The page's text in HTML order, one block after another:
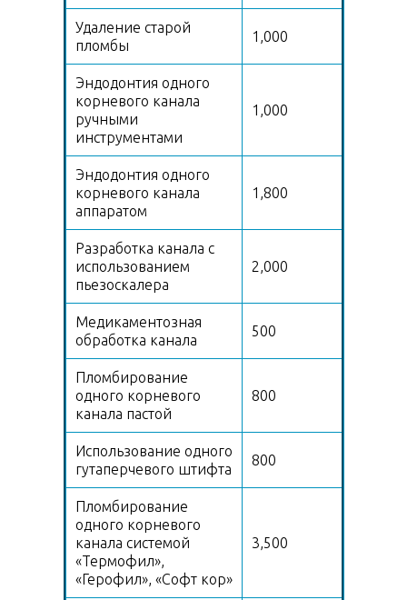
Удаление старой
пломбы
1,000
Эндодонтия одного
корневого канала
ручными
инструментами
1,000
Эндодонтия одного
корневого канала
аппаратом
1,800
Разработка канала с
использованием
пьезоскалера
2,000
Медикаментозная
обработка канала
500
Пломбирование
одного корневого
канала пастой
800
Использование одного
гутаперчевого штифта
800
Пломбирование
одного корневого
канала системой
«Термофил»,
«Герофил», «Софт кор»
3,500